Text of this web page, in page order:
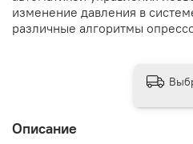
изменение давления в
различные алгоритмы
Описание